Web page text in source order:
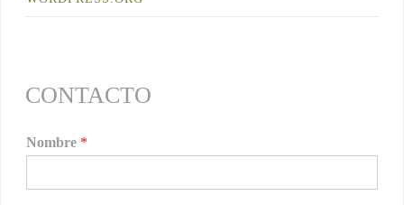
CONTACTO
Nombre *